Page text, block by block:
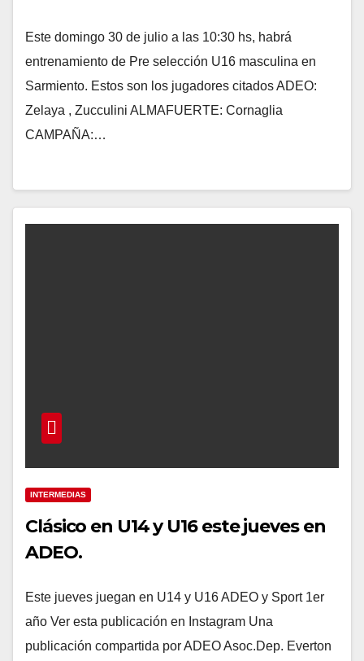
Este domingo 30 de julio a las 10:30 hs, habrá
entrenamiento de Pre selección U16 masculina en
Sarmiento. Estos son los jugadores citados ADEO:
Zelaya , Zucculini ALMAFUERTE: Cornaglia
CAMPAÑA:…
INTERMEDIAS
Clásico en U14 y U16 este jueves en
ADEO.
Este jueves juegan en U14 y U16 ADEO y Sport 1er
año Ver esta publicación en Instagram Una
publicación compartida por ADEO Asoc.Dep. Everton